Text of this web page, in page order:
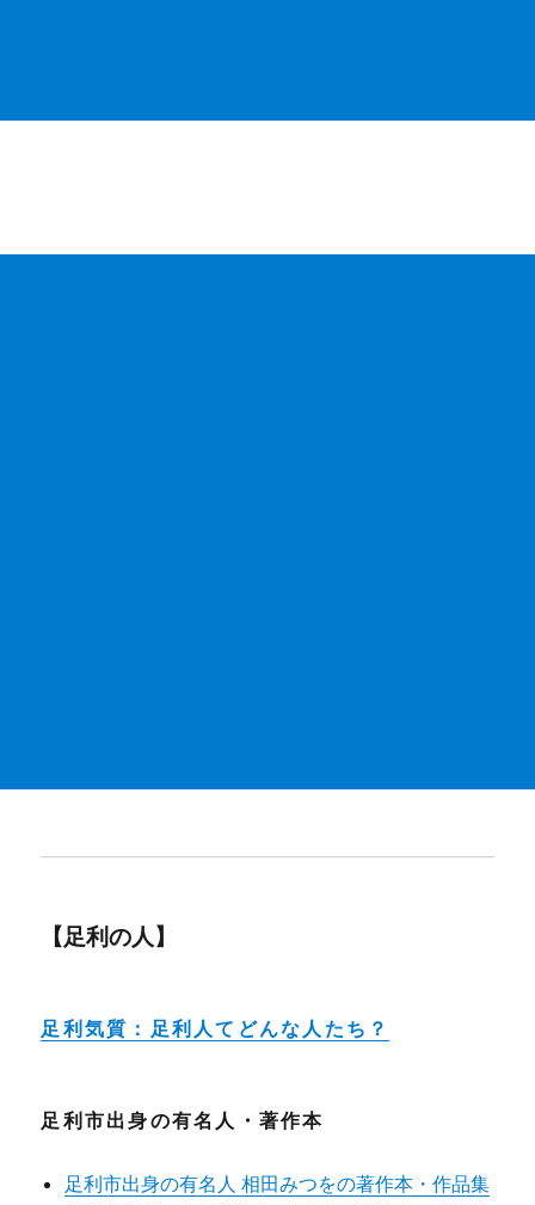
【足利の人】
足利気質：足利人てどんな人たち？
足利市出身の有名人・著作本
足利市出身の有名人 相田みつをの著作本・作品集